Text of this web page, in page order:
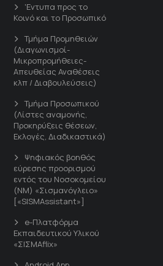
'Εντυπα προς το
Κοινό και το Προσωπικό
Τμήμα Προμηθειών
(Διαγωνισμοί-
Μικροπρομήθειες-
Απευθείας Αναθέσεις
κλπ / Διαβουλεύσεις)
Τμήμα Προσωπικού
(Λίστες αναμονής,
Προκηρύξεις θέσεων,
Εκλογές, Διαδικαστικά)
Ψηφιακός βοηθός
εύρεσης προορισμού
εντός του Νοσοκομείου
(ΝΜ) «Σισμανόγλειο»
[«SISMAssistant»]
e-Πλατφόρμα
Εκπαιδευτικού Υλικού
«ΣΙΣΜΑflix»